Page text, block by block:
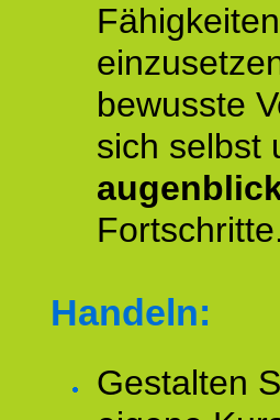
bewusste
sich selbst
Fortschritte.
Handeln:
Gestalten